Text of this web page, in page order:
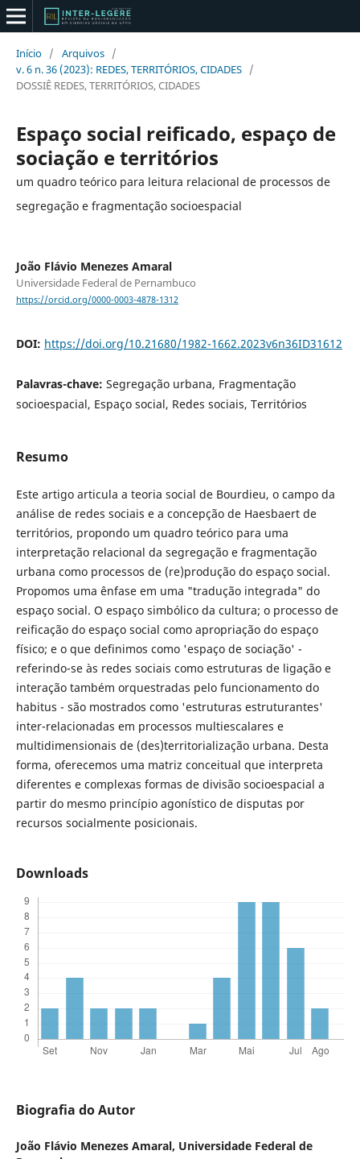
Início / Arquivos /
v. 6 n. 36 (2023): REDES, TERRITÓRIOS, CIDADES /
DOSSIÊ REDES, TERRITÓRIOS, CIDADES
Espaço social reificado, espaço de
sociação e territórios
um quadro teórico para leitura relacional de processos de
segregação e fragmentação socioespacial
João Flávio Menezes Amaral
Universidade Federal de Pernambuco
https://orcid.org/0000-0003-4878-1312
DOI: https://doi.org/10.21680/1982-1662.2023v6n36ID31612
Palavras-chave: Segregação urbana, Fragmentação
socioespacial, Espaço social, Redes sociais, Territórios
Resumo
Este artigo articula a teoria social de Bourdieu, o campo da
análise de redes sociais e a concepção de Haesbaert de
territórios, propondo um quadro teórico para uma
interpretação relacional da segregação e fragmentação
urbana como processos de (re)produção do espaço social.
Propomos uma ênfase em uma "tradução integrada" do
espaço social. O espaço simbólico da cultura; o processo de
reificação do espaço social como apropriação do espaço
físico; e o que definimos como 'espaço de sociação' -
referindo-se às redes sociais como estruturas de ligação e
interação também orquestradas pelo funcionamento do
habitus - são mostrados como 'estruturas estruturantes'
inter-relacionadas em processos multiescalares e
multidimensionais de (des)territorialização urbana. Desta
forma, oferecemos uma matriz conceitual que interpreta
diferentes e complexas formas de divisão socioespacial a
partir do mesmo princípio agonístico de disputas por
recursos socialmente posicionais.
Downloads
Biografia do Autor
João Flávio Menezes Amaral, Universidade Federal de